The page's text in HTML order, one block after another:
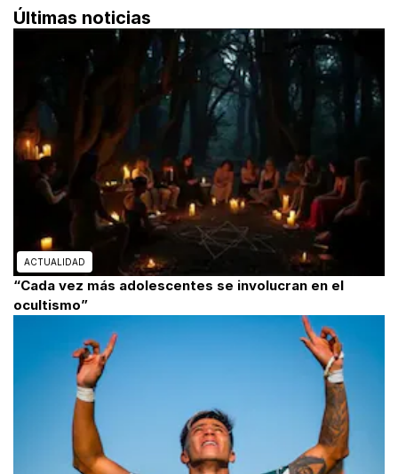
Últimas noticias
ACTUALIDAD
“Cada vez más adolescentes se involucran en el
ocultismo”